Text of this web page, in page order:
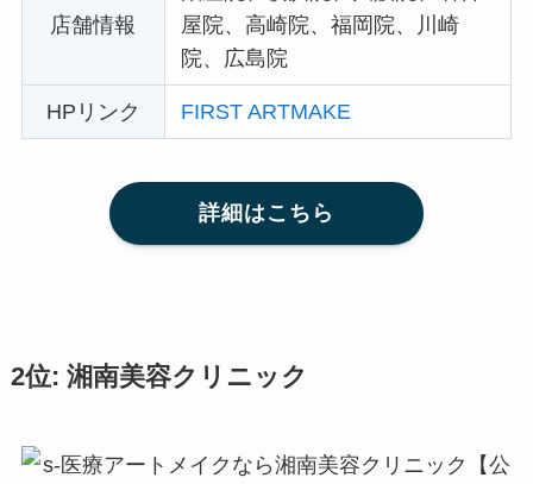
店舗情報
屋院、高崎院、福岡院、川崎
院、広島院
HPリンク FIRST ARTMAKE
詳細はこちら
2位: 湘南美容クリニック